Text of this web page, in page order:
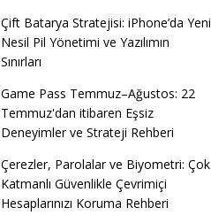
Çift Batarya Stratejisi: iPhone’da Yeni
Nesil Pil Yönetimi ve Yazılımın
Sınırları
Game Pass Temmuz–Ağustos: 22
Temmuz'dan itibaren Eşsiz
Deneyimler ve Strateji Rehberi
Çerezler, Parolalar ve Biyometri: Çok
Katmanlı Güvenlikle Çevrimiçi
Hesaplarınızı Koruma Rehberi